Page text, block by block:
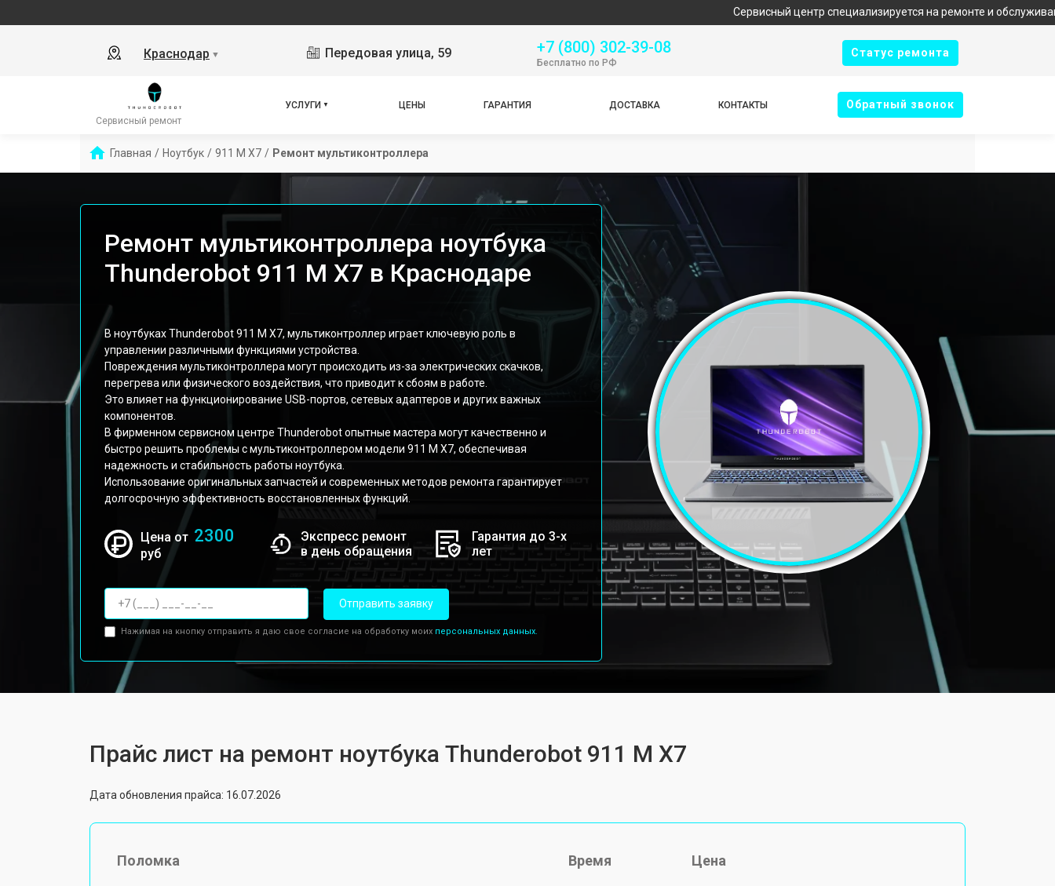
Сервисный центр специализируется на ремонте и обслуживании
Краснодар ▼ Передовая улица, 59 +7 (800) 302-39-08
Бесплатно по РФ
Cтатус ремонта
Сервисный ремонт
УСЛУГИ ЦЕНЫ ГАРАНТИЯ ДОСТАВКА КОНТАКТЫ Oбратный звонок
Главная / Ноутбук / 911 M X7 / Ремонт мультиконтроллера
Ремонт мультиконтроллера ноутбука
Thunderobot 911 M X7 в Краснодаре
В ноутбуках Thunderobot 911 M X7, мультиконтроллер играет ключевую роль в
управлении различными функциями устройства.
Повреждения мультиконтроллера могут происходить из-за электрических скачков,
перегрева или физического воздействия, что приводит к сбоям в работе.
Это влияет на функционирование USB-портов, сетевых адаптеров и других важных
компонентов.
В фирменном сервисном центре Thunderobot опытные мастера могут качественно и
быстро решить проблемы с мультиконтроллером модели 911 M X7, обеспечивая
надежность и стабильность работы ноутбука.
Использование оригинальных запчастей и современных методов ремонта гарантирует
долгосрочную эффективность восстановленных функций.
Цена от 2300
руб
Экспресс ремонт
в день обращения
Гарантия до 3-х
лет
Отправить заявку
Нажимая на кнопку отправить я даю свое согласие на обработку моих персональных данных.
Прайс лист на ремонт ноутбука Thunderobot 911 M X7
Дата обновления прайса: 16.07.2026
Поломка Время Цена